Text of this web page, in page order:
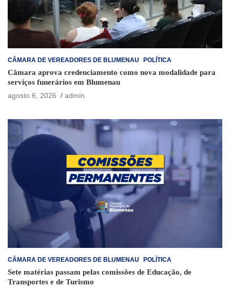
CÂMARA DE VEREADORES DE BLUMENAU POLÍTICA
Câmara aprova credenciamento como nova modalidade para
serviços funerários em Blumenau
agosto 6, 2026
admin
CÂMARA DE VEREADORES DE BLUMENAU POLÍTICA
Sete matérias passam pelas comissões de Educação, de
Transportes e de Turismo